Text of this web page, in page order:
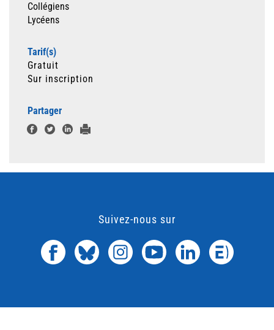
Collégiens
Lycéens
Tarif(s)
Gratuit
Sur inscription
Partager
Suivez-nous sur